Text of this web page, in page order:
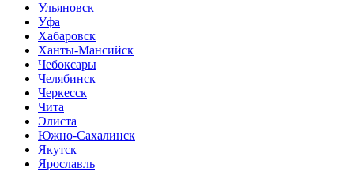
Ульяновск
Уфа
Хабаровск
Ханты-Мансийск
Чебоксары
Челябинск
Черкесск
Чита
Элиста
Южно-Сахалинск
Якутск
Ярославль